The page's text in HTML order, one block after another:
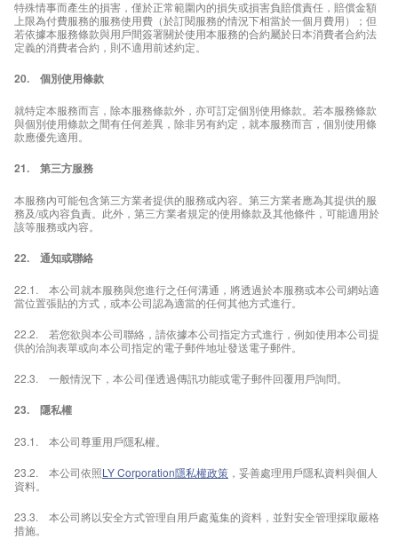
特殊情事而產生的損害，僅於正常範圍內的損失或損害負賠償責任，賠償金額
上限為付費服務的服務使用費（於訂閱服務的情況下相當於一個月費用）；但
若依據本服務條款與用戶間簽署關於使用本服務的合約屬於日本消費者合約法
定義的消費者合約，則不適用前述約定。
20. 個別使用條款
就特定本服務而言，除本服務條款外，亦可訂定個別使用條款。若本服務條款
與個別使用條款之間有任何差異，除非另有約定，就本服務而言，個別使用條
款應優先適用。
21. 第三方服務
本服務內可能包含第三方業者提供的服務或內容。第三方業者應為其提供的服
務及/或內容負責。此外，第三方業者規定的使用條款及其他條件，可能適用於
該等服務或內容。
22. 通知或聯絡
22.1. 本公司就本服務與您進行之任何溝通，將透過於本服務或本公司網站適
當位置張貼的方式，或本公司認為適當的任何其他方式進行。
22.2. 若您欲與本公司聯絡，請依據本公司指定方式進行，例如使用本公司提
供的洽詢表單或向本公司指定的電子郵件地址發送電子郵件。
22.3. 一般情況下，本公司僅透過傳訊功能或電子郵件回覆用戶詢問。
23. 隱私權
23.1. 本公司尊重用戶隱私權。
23.2. 本公司依照LY Corporation隱私權政策 ，妥善處理用戶隱私資料與個人
資料。
23.3. 本公司將以安全方式管理自用戶處蒐集的資料，並對安全管理採取嚴格
措施。